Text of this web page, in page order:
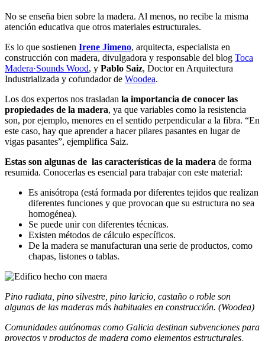
No se enseña bien sobre la madera. Al menos, no recibe la misma
atención educativa que otros materiales estructurales.
Es lo que sostienen Irene Jimeno, arquitecta, especialista en
construcción con madera, divulgadora y responsable del blog Toca
Madera·Sounds Wood, y Pablo Saiz, Doctor en Arquitectura
Industrializada y cofundador de Woodea.
Los dos expertos nos trasladan la importancia de conocer las
propiedades de la madera, ya que variables como la resistencia
son, por ejemplo, menores en el sentido perpendicular a la fibra. “En
este caso, hay que aprender a hacer pilares pasantes en lugar de
vigas pasantes”, ejemplifica Saiz.
Estas son algunas de las características de la madera de forma
resumida. Conocerlas es esencial para trabajar con este material:
Es anisótropa (está formada por diferentes tejidos que realizan
diferentes funciones y que provocan que su estructura no sea
homogénea).
Se puede unir con diferentes técnicas.
Existen métodos de cálculo específicos.
De la madera se manufacturan una serie de productos, como
chapas, listones o tablas.
Pino radiata, pino silvestre, pino laricio, castaño o roble son
algunas de las maderas más habituales en construcción. (Woodea)
Comunidades autónomas como Galicia destinan subvenciones para
proyectos y productos de madera como elementos estructurales,